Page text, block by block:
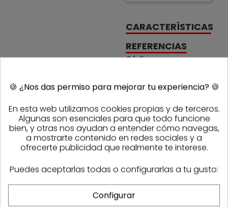
CARACTERÍSTICAS
REFERENCIAS
Código
fabricante
PRODUCTOS DE LA MISMA CATEGORÍA
🍪 ¿Nos das permiso para mejorar tu experiencia? 🍪
En esta web utilizamos cookies propias y de terceros.
Algunas son esenciales para que todo funcione
bien, y otras nos ayudan a entender cómo navegas,
a mostrarte contenido en redes sociales y a
ofrecerte publicidad que realmente te interese.
Puedes aceptarlas todas o configurarlas a tu gusto:
Configurar